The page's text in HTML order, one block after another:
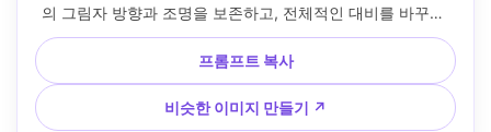
의 그림자 방향과 조명을 보존하고, 전체적인 대비를 바꾸지
않고 미묘하게 밝기를 끌어올립니다 --ar 4:5
프롬프트 복사
비슷한 이미지 만들기 ↗